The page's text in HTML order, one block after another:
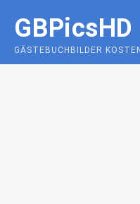
content
GBPicsHD
GÄSTEBUCHBILDER